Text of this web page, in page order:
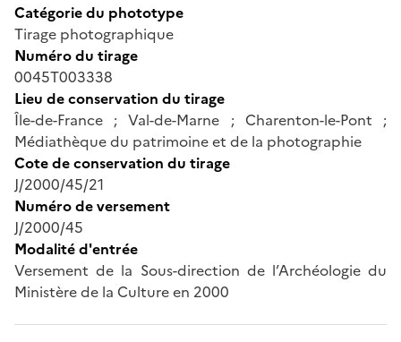
Catégorie du phototype
Tirage photographique
Numéro du tirage
0045T003338
Lieu de conservation du tirage
Île-de-France ; Val-de-Marne ; Charenton-le-Pont ;
Médiathèque du patrimoine et de la photographie
Cote de conservation du tirage
J/2000/45/21
Numéro de versement
J/2000/45
Modalité d'entrée
Versement de la Sous-direction de l’Archéologie du
Ministère de la Culture en 2000